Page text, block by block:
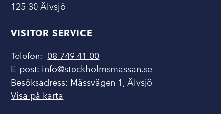
125 30 Älvsjö
VISITOR SERVICE
Telefon: 08 749 41 00
E-post: info@stockholmsmassan.se
Besöksadress: Mässvägen 1, Älvsjö
Visa på karta